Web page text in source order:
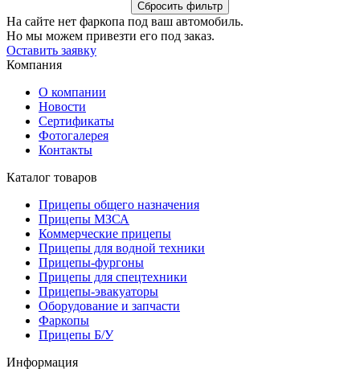
На сайте нет фаркопа под ваш автомобиль.
Но мы можем привезти его под заказ.
Оставить заявку
Компания
О компании
Новости
Сертификаты
Фотогалерея
Контакты
Каталог товаров
Прицепы общего назначения
Прицепы МЗСА
Коммерческие прицепы
Прицепы для водной техники
Прицепы-фургоны
Прицепы для спецтехники
Прицепы-эвакуаторы
Оборудование и запчасти
Фаркопы
Прицепы Б/У
Информация